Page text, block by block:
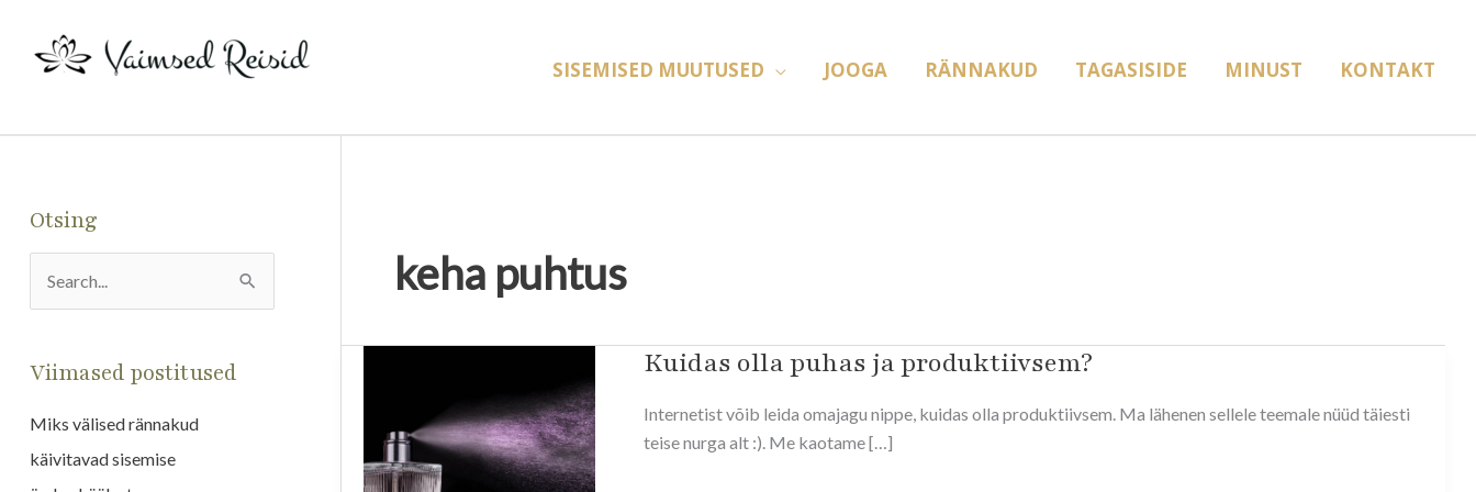
content
SISEMISED MUUTUSED JOOGA RÄNNAKUD TAGASISIDE MINUST KONTAKT
Otsing
c
h
Viimased postitused
Miks välised rännakud
käivitavad sisemise
keha puhtus
Kuidas olla puhas ja produktiivsem?
Internetist võib leida omajagu nippe, kuidas olla produktiivsem. Ma lähenen sellele teemale nüüd täiesti
teise nurga alt :). Me kaotame […]
Kuidas
puhas
ja